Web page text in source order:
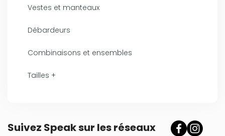
Vestes et manteaux
Débardeurs
Combinaisons et ensembles
Tailles +
Suivez Speak sur les réseaux